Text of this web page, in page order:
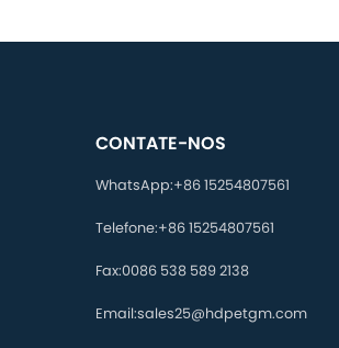
CONTATE-NOS
WhatsApp:+86 15254807561
Telefone:+86 15254807561
Fax:0086 538 589 2138
Email:sales25@hdpetgm.com